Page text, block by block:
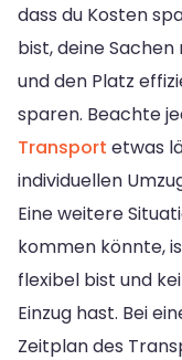
dass du Kosten
bist, deine
und den Platz
sparen. Beachte
Transport etwas
individuellen
Eine weitere
kommen könnte,
flexibel bist und
Einzug hast. Bei
Zeitplan des